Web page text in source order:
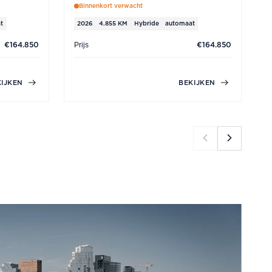
€164.850
Binnenkort verwacht
2026 4.855 KM Hybride automaat
Prijs €164.850
BEKIJKEN